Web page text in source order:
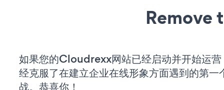
Remove
如果您的Cloudrexx网站已经启动并开始运营
经克服了在建立企业在线形象方面遇到的第一
战。恭喜你！